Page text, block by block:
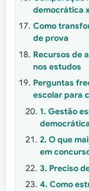
democrática
Como
de prova
Recursos de
nos estudos
Perguntas
escolar para
1. Gestão
2. O que
em
3. Preciso
4. Como